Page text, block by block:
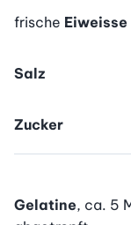
frische Eiweisse
Salz
Zucker
Gelatine, ca. 5